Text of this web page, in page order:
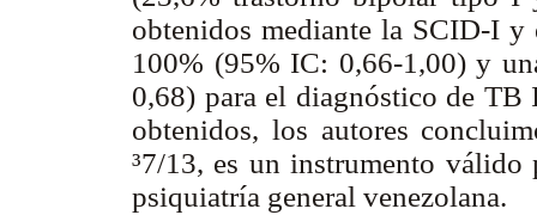
obtenidos mediante la SCID-I
100% (95% IC: 0,66-1,00) y
0,68) para el diagnóstico de TB
obtenidos, los autores
³7/13, es un instrumento
psiquiatría general venezolana.